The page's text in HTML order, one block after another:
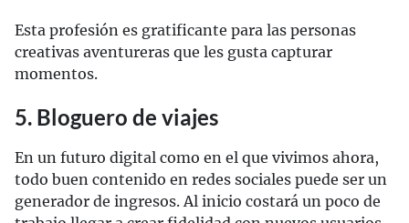
Esta profesión es gratificante para las personas
creativas aventureras que les gusta capturar
momentos.
5. Bloguero de viajes
En un futuro digital como en el que vivimos ahora,
todo buen contenido en redes sociales puede ser un
generador de ingresos. Al inicio costará un poco de